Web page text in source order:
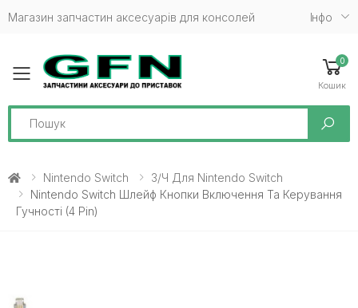
Магазин запчастин аксесуарів для консолей Iнфо
Toggle mobile menu
0
Кошик
Search
Nintendo Switch
З/ч Для Nintendo Switch
Nintendo Switch Шлейф Кнопки Включення Та Керування
Гучності (4 Pin)